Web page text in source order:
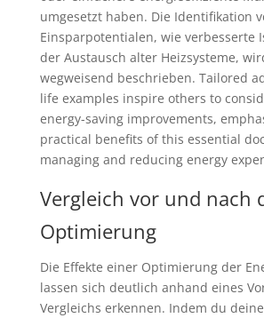
umgesetzt haben. Die Identifikation
Einsparpotentialen, wie verbesserte
der Austausch alter Heizsysteme,
wegweisend beschrieben. Tailored
life examples inspire others to
energy-saving improvements,
practical benefits of this essential
managing and reducing energy
Vergleich vor und nach
Optimierung
Die Effekte einer Optimierung der
lassen sich deutlich anhand eines
Vergleichs erkennen. Indem du